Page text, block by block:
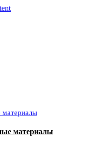
материалы
материалы